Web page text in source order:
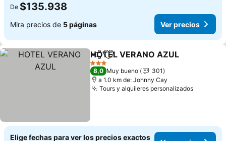
De $135.938
Mira precios de 5 páginas Ver precios
CompartirAgregar a favoritos
HOTEL VERANO AZUL
3 Estrellas
8,0 Muy bueno
301
a 1.0 km de: Johnny Cay
Tours y alquileres personalizadosVer
Elige fechas para ver los precios exactos